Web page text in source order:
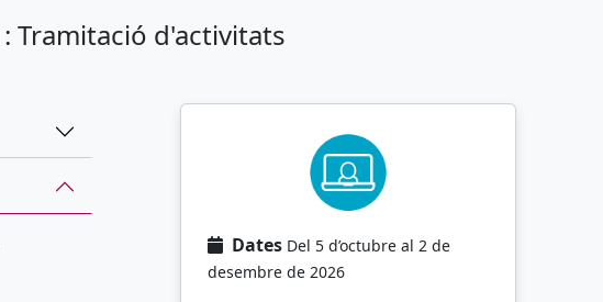
Tramitació d'activitats
Dates Del 5 d’octubre al 2 de
desembre de 2026